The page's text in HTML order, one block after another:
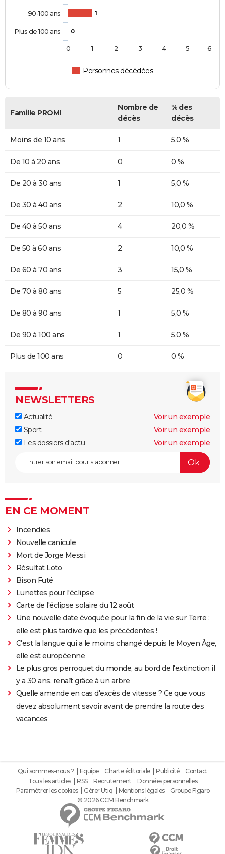
1
0
Personnes décédées
90-100 ans
Plus de 100 ans
0 1 2 3 4 5 6
Famille PROMI
Nombre de
décès
% des
décès
Moins de 10 ans 1 5,0 %
De 10 à 20 ans 0 0 %
De 20 à 30 ans 1 5,0 %
De 30 à 40 ans 2 10,0 %
De 40 à 50 ans 4 20,0 %
De 50 à 60 ans 2 10,0 %
De 60 à 70 ans 3 15,0 %
De 70 à 80 ans 5 25,0 %
De 80 à 90 ans 1 5,0 %
De 90 à 100 ans 1 5,0 %
Plus de 100 ans 0 0 %
NEWSLETTERS
Actualité
Voir un exemple
Sport
Voir un exemple
Les dossiers d'actu
Voir un exemple
EN CE MOMENT
Incendies
Nouvelle canicule
Mort de Jorge Messi
Résultat Loto
Bison Futé
Lunettes pour l'éclipse
Carte de l'éclipse solaire du 12 août
Une nouvelle date évoquée pour la fin de la vie sur Terre :
elle est plus tardive que les précédentes !
C'est la langue qui a le moins changé depuis le Moyen Âge,
elle est européenne
Le plus gros perroquet du monde, au bord de l'extinction il
y a 30 ans, renaît grâce à un arbre
Quelle amende en cas d'excès de vitesse ? Ce que vous
devez absolument savoir avant de prendre la route des
vacances
Qui sommes-nous ? Equipe Charte éditoriale Publicité
Contact
Tous les articles
RSS Recrutement
Données personnelles
Paramétrer les cookies
Gérer Utiq Mentions légales
Groupe Figaro
© 2026 CCM Benchmark